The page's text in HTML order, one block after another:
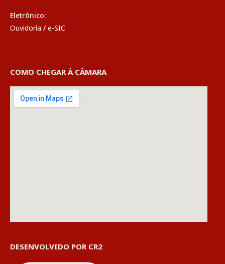
Eletrônico:
Ouvidoria / e-SIC
COMO CHEGAR À CÂMARA
DESENVOLVIDO POR CR2